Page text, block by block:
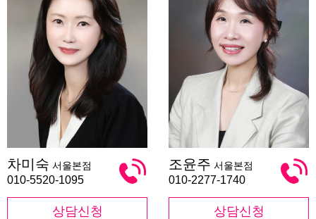
미
숙
차미숙 서울본점
010-5520-1095
상담신청
윤
주
조윤주 서울본점
010-2277-1740
상담신청